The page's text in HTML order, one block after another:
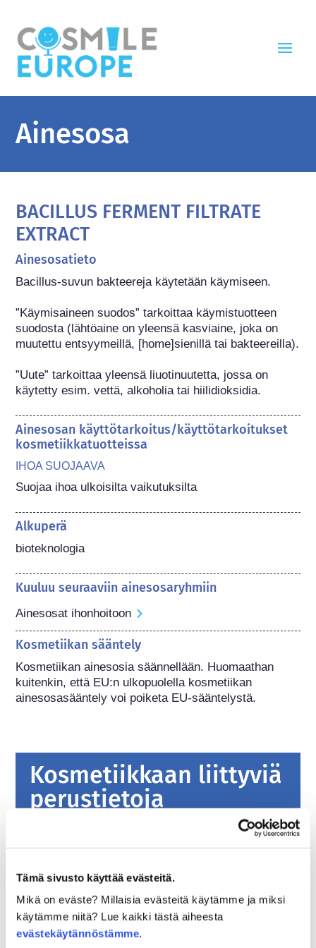
Tämä sivusto käyttää evästeitä.
Mikä on eväste? Millaisia evästeitä käytämme ja miksi
käytämme niitä? Lue kaikki tästä aiheesta
evästekäytännöstämme.
Ainesosa
BACILLUS FERMENT FILTRATE
EXTRACT
Ainesosatieto
Bacillus-suvun bakteereja käytetään käymiseen.
”Käymisaineen suodos” tarkoittaa käymistuotteen
suodosta (lähtöaine on yleensä kasviaine, joka on
muutettu entsyymeillä, [home]sienillä tai bakteereilla).
”Uute” tarkoittaa yleensä liuotinuutetta, jossa on
käytetty esim. vettä, alkoholia tai hiilidioksidia.
Ainesosan käyttötarkoitus/käyttötarkoitukset
kosmetiikkatuotteissa
IHOA SUOJAAVA
Suojaa ihoa ulkoisilta vaikutuksilta
Alkuperä
bioteknologia
Kuuluu seuraaviin ainesosaryhmiin
Ainesosat ihonhoitoon
Kosmetiikan sääntely
Kosmetiikan ainesosia säännellään. Huomaathan
kuitenkin, että EU:n ulkopuolella kosmetiikan
ainesosasääntely voi poiketa EU-sääntelystä.
Kosmetiikkaan liittyviä
perustietoja
Tiukalla lainsäädännöllä varmistetaan, että
kosmetiikka- ja henkilökohtaisen hygienian
tuotteet ovat turvallisia ihmisille. Yritykset
sekä kansalliset ja Euroopan unionin
Lue lisää